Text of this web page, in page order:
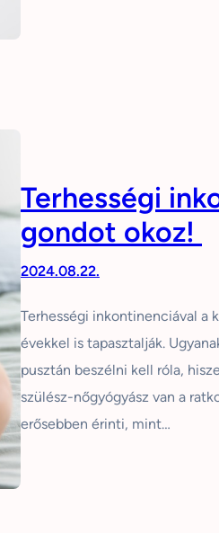
Terhességi
gondot okoz!
2024.08.22.
Terhességi inkontinenciával a
évekkel is tapasztalják.
pusztán beszélni kell róla,
szülész-nőgyógyász van a
erősebben érinti, mint…